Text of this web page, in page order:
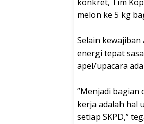
melon ke 5 kg
‎Selain
energi tepat
apel/upacara
‎”Menjadi bagian
kerja adalah hal
setiap SKPD,”